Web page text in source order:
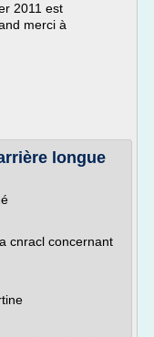
2011 est
merci à
longue
cnracl concernant